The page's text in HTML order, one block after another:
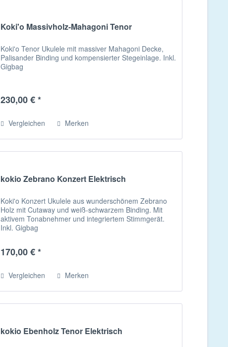
Koki'o Massivholz-Mahagoni Tenor
Koki'o Tenor Ukulele mit massiver Mahagoni Decke,
Palisander Binding und kompensierter Stegeinlage. Inkl.
Gigbag
230,00 € *
Vergleichen Merken
kokio Zebrano Konzert Elektrisch
Koki'o Konzert Ukulele aus wunderschönem Zebrano
Holz mit Cutaway und weiß-schwarzem Binding. Mit
aktivem Tonabnehmer und integriertem Stimmgerät.
Inkl. Gigbag
170,00 € *
Vergleichen Merken
kokio Ebenholz Tenor Elektrisch